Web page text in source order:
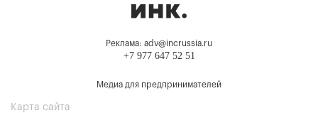
Реклама: adv@incrussia.ru
+7 977 647 52 51
Медиа для предпринимателей
Карта сайта